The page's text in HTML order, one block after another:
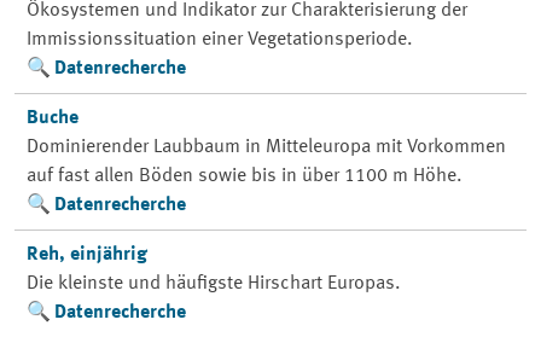
Ökosystemen und Indikator zur Charakterisierung der
Immissionssituation einer Vegetationsperiode.
Datenrecherche
Buche
Dominierender Laubbaum in Mitteleuropa mit Vorkommen
auf fast allen Böden sowie bis in über 1100 m Höhe.
Datenrecherche
Reh, einjährig
Die kleinste und häufigste Hirschart Europas.
Datenrecherche